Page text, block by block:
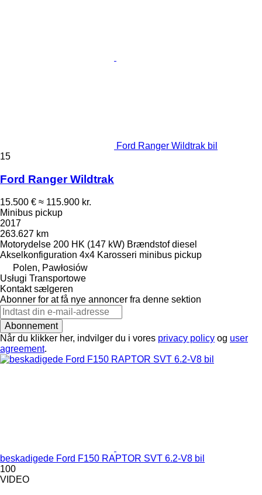
Ford Ranger Wildtrak bil
15
Ford Ranger Wildtrak
15.500 € ≈ 115.900 kr.
Minibus pickup
2017
263.627 km
Motorydelse 200 HK (147 kW) Brændstof diesel
Akselkonfiguration 4x4 Karosseri minibus pickup
Polen, Pawłosiów
Usługi Transportowe
Kontakt sælgeren
Abonner for at få nye annoncer fra denne sektion
Abonnement
Når du klikker her, indvilger du i vores privacy policy og user
agreement.
beskadigede Ford F150 RAPTOR SVT 6.2-V8 bil
100
VIDEO